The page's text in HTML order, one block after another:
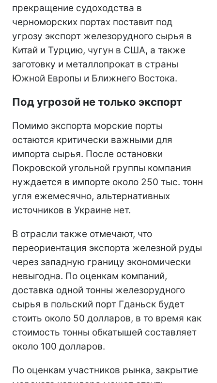
прекращение судоходства в
черноморских портах поставит под
угрозу экспорт железорудного сырья в
Китай и Турцию, чугун в США, а также
заготовку и металлопрокат в страны
Южной Европы и Ближнего Востока.
Под угрозой не только экспорт
Помимо экспорта морские порты
остаются критически важными для
импорта сырья. После остановки
Покровской угольной группы компания
нуждается в импорте около 250 тыс. тонн
угля ежемесячно, альтернативных
источников в Украине нет.
В отрасли также отмечают, что
переориентация экспорта железной руды
через западную границу экономически
невыгодна. По оценкам компаний,
доставка одной тонны железорудного
сырья в польский порт Гданьск будет
стоить около 50 долларов, в то время как
стоимость тонны обкатышей составляет
около 100 долларов.
По оценкам участников рынка, закрытие